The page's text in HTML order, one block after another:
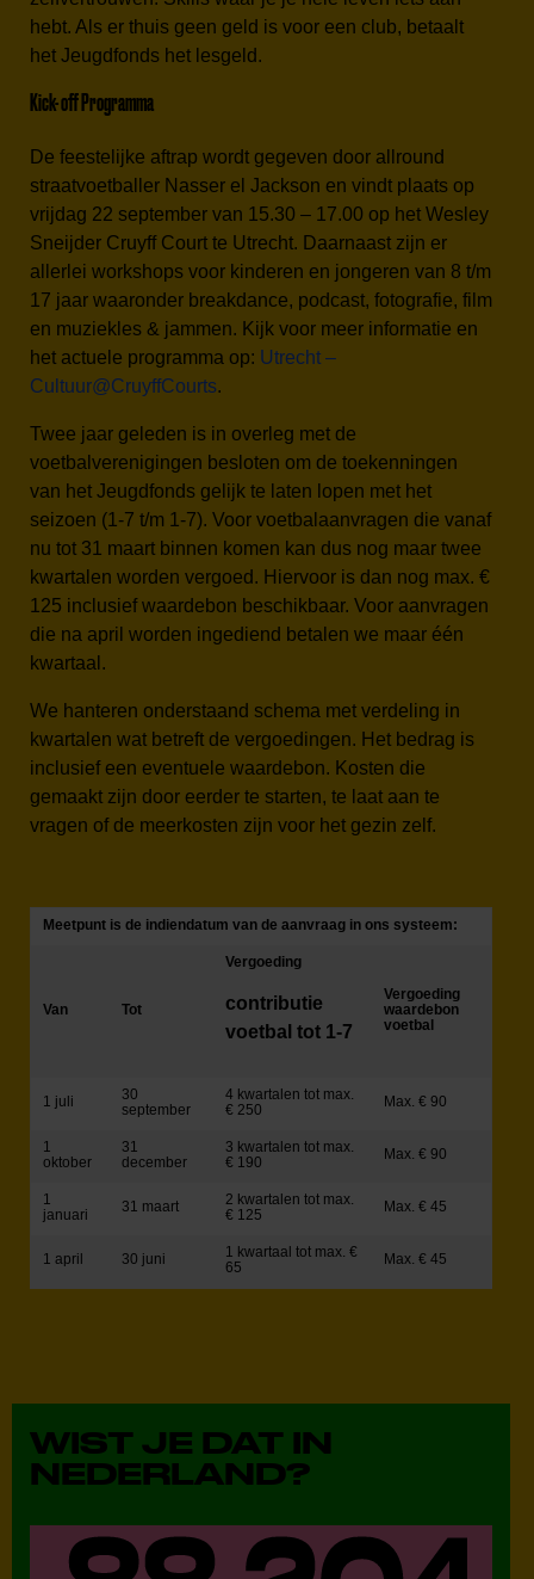
hebt. Als er thuis geen geld is voor een club, betaalt
het Jeugdfonds het lesgeld.
Kick- off Programma
De feestelijke aftrap wordt gegeven door allround
straatvoetballer Nasser el Jackson en vindt plaats op
vrijdag 22 september van 15.30 – 17.00 op het Wesley
Sneijder Cruyff Court te Utrecht. Daarnaast zijn er
allerlei workshops voor kinderen en jongeren van 8 t/m
17 jaar waaronder breakdance, podcast, fotografie, film
en muziekles & jammen. Kijk voor meer informatie en
het actuele programma op: Utrecht –
Cultuur@CruyffCourts.
Twee jaar geleden is in overleg met de
voetbalverenigingen besloten om de toekenningen
van het Jeugdfonds gelijk te laten lopen met het
seizoen (1-7 t/m 1-7). Voor voetbalaanvragen die vanaf
nu tot 31 maart binnen komen kan dus nog maar twee
kwartalen worden vergoed. Hiervoor is dan nog max. €
125 inclusief waardebon beschikbaar. Voor aanvragen
die na april worden ingediend betalen we maar één
kwartaal.
We hanteren onderstaand schema met verdeling in
kwartalen wat betreft de vergoedingen. Het bedrag is
inclusief een eventuele waardebon. Kosten die
gemaakt zijn door eerder te starten, te laat aan te
vragen of de meerkosten zijn voor het gezin zelf.
Meetpunt is de indiendatum van de aanvraag in ons systeem:
Van Tot
Vergoeding
contributie
voetbal tot 1-7
Vergoeding
waardebon
voetbal
1 juli
30
september
4 kwartalen tot max.
€ 250
Max. € 90
1
oktober
31
december
3 kwartalen tot max.
€ 190
Max. € 90
1
januari
31 maart
2 kwartalen tot max.
€ 125
Max. € 45
1 april 30 juni
1 kwartaal tot max. €
65
Max. € 45
WIST JE DAT IN
NEDERLAND?